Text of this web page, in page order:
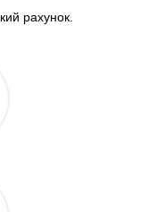
рахунок.